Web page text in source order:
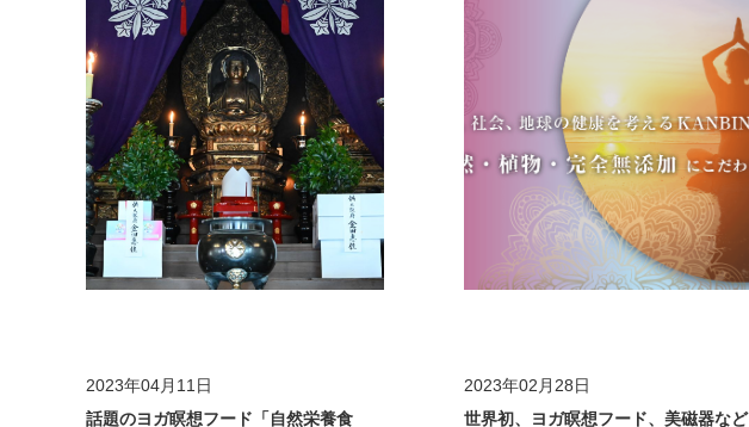
2023年04月11日
話題のヨガ瞑想フード「自然栄養食
2023年02月28日
世界初、ヨガ瞑想フード、美磁器など